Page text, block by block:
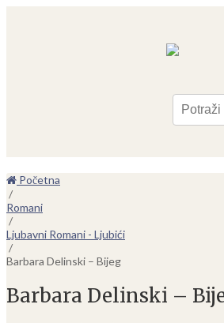
Početna
/
Romani
/
Ljubavni Romani - Ljubići
/
Barbara Delinski – Bijeg
Barbara Delinski –